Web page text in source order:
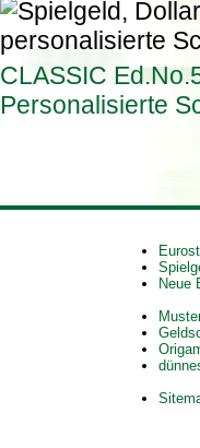
CLASSIC
Personalisierte
Neue